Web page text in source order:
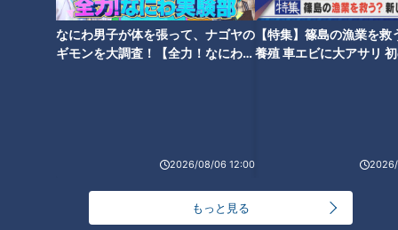
なにわ男子が体を張って、ナゴヤの
ギモンを大調査！【全力！なにわ実
2026/08/06 12:00
【特集】篠島の漁業を救
養殖 車エビに大アサリ
もっと見る
ほぼ松阪市・飯高町だけ愛され
フード『でんがら』をいただき
ほぼ刈谷市・一ツ木町だけ愛さ
れフード『芋川うどん』をいた
ほぼ三重・大紀町 錦だけ愛され